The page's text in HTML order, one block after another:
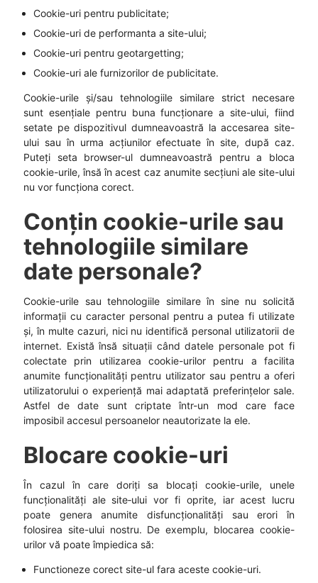
Cookie-uri pentru publicitate;
Cookie-uri de performanta a site-ului;
Cookie-uri pentru geotargetting;
Cookie-uri ale furnizorilor de publicitate.
Cookie-urile și/sau tehnologiile similare strict necesare
sunt esențiale pentru buna funcționare a site-ului, fiind
setate pe dispozitivul dumneavoastră la accesarea site-
ului sau în urma acțiunilor efectuate în site, după caz.
Puteți seta browser-ul dumneavoastră pentru a bloca
cookie-urile, însă în acest caz anumite secțiuni ale site-ului
nu vor funcționa corect.
Conțin cookie-urile sau
tehnologiile similare
date personale?
Cookie-urile sau tehnologiile similare în sine nu solicită
informații cu caracter personal pentru a putea fi utilizate
și, în multe cazuri, nici nu identifică personal utilizatorii de
internet. Există însă situații când datele personale pot fi
colectate prin utilizarea cookie-urilor pentru a facilita
anumite funcționalități pentru utilizator sau pentru a oferi
utilizatorului o experiență mai adaptată preferințelor sale.
Astfel de date sunt criptate într-un mod care face
imposibil accesul persoanelor neautorizate la ele.
Blocare cookie-uri
În cazul în care doriți sa blocați cookie-urile, unele
funcționalități ale site‑ului vor fi oprite, iar acest lucru
poate genera anumite disfuncționalități sau erori în
folosirea site-ului nostru. De exemplu, blocarea cookie-
urilor vă poate împiedica să:
Functioneze corect site-ul fara aceste cookie-uri.